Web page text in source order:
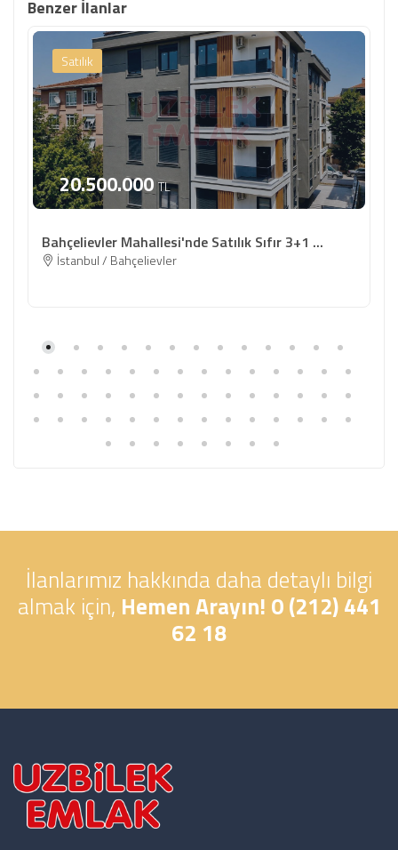
Benzer İlanlar
Satılık
20.500.000 TL
Bahçelievler Mahallesi'nde Satılık Sıfır 3+1 ...
İstanbul / Bahçelievler
İlanlarımız hakkında daha detaylı bilgi
almak için, Hemen Arayın! 0 (212) 441
62 18